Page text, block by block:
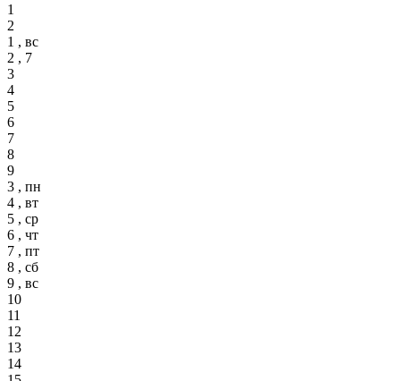
1
2
1 , вс
2 , 7
3
4
5
6
7
8
9
3 , пн
4 , вт
5 , ср
6 , чт
7 , пт
8 , сб
9 , вс
10
11
12
13
14